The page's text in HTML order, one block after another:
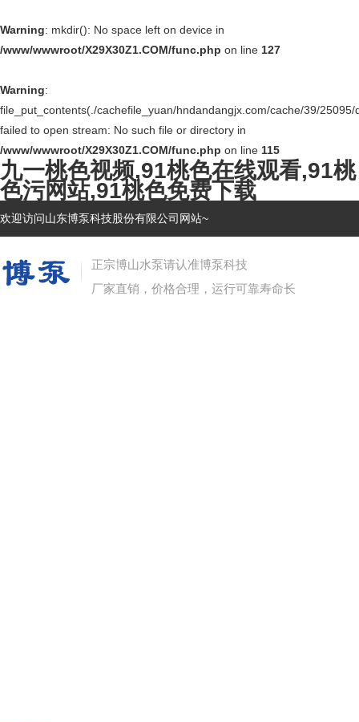
Warning: mkdir(): No space left on device in
/www/wwwroot/X29X30Z1.COM/func.php on line 127
Warning:
file_put_contents(./cachefile_yuan/hndandangjx.com/cache/39/25095/
failed to open stream: No such file or directory in
/www/wwwroot/X29X30Z1.COM/func.php on line 115
九一桃色视频,91桃色在线观看,91桃
色污网站,91桃色免费下载
欢迎访问山东博泵科技股份有限公司网站~
正宗博山水泵请认准博泵科技
厂家直销，价格合理，运行可靠寿命长